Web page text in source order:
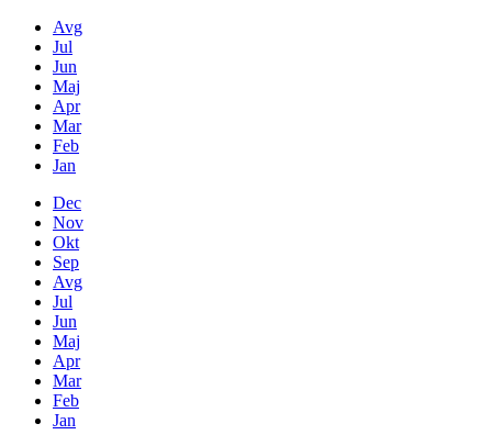
Avg
Jul
Jun
Maj
Apr
Mar
Feb
Jan
Dec
Nov
Okt
Sep
Avg
Jul
Jun
Maj
Apr
Mar
Feb
Jan